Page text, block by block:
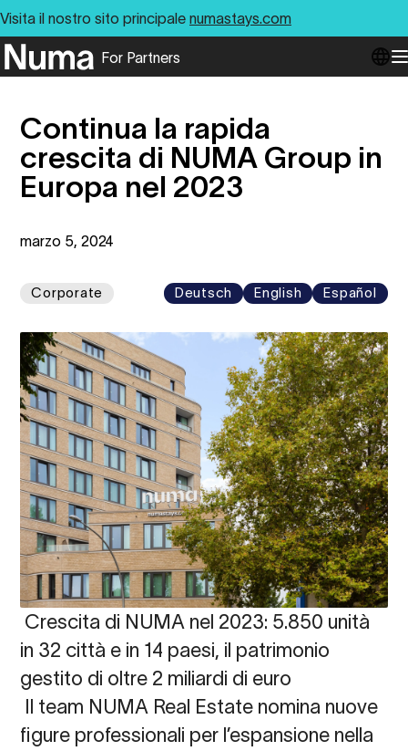
Visita il nostro sito principale numastays.com
For Partners
Go to numa partners homepage
Continua la rapida
crescita di NUMA Group in
Europa nel 2023
marzo 5, 2024
Corporate Deutsch English Español
Crescita di NUMA nel 2023: 5.850 unità
in 32 città e in 14 paesi, il patrimonio
gestito di oltre 2 miliardi di euro
Il team NUMA Real Estate nomina nuove
figure professionali per l’espansione nella